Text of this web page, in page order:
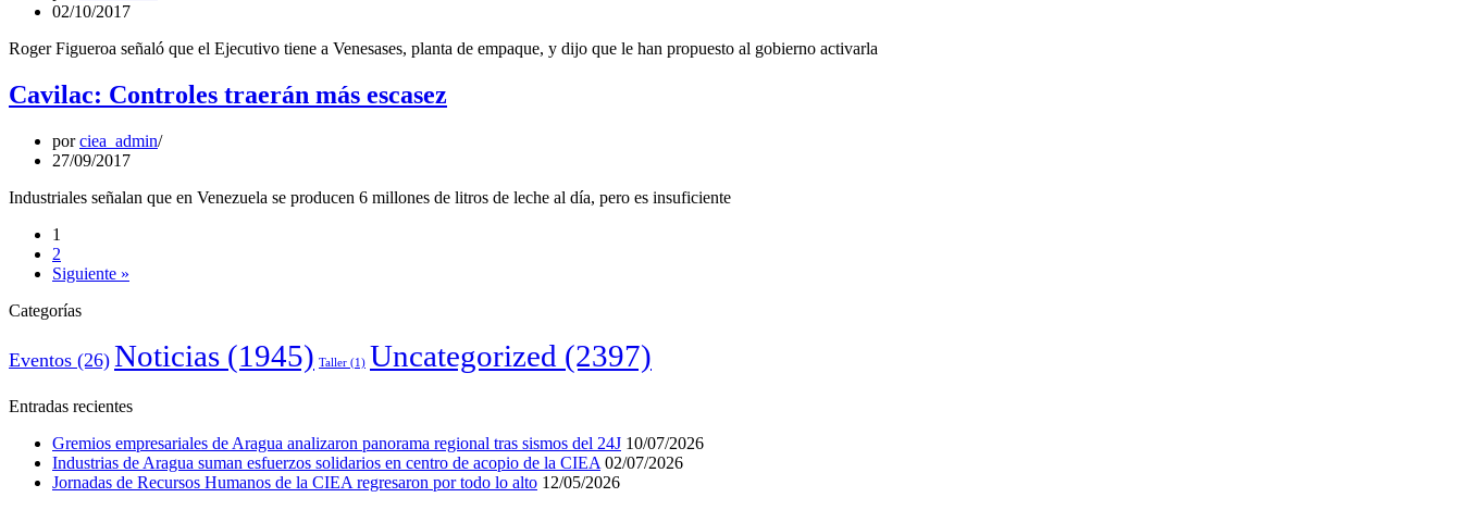
02/10/2017
Roger Figueroa señaló que el Ejecutivo tiene a Venesases, planta de empaque, y dijo que le han propuesto al gobierno activarla
Cavilac: Controles traerán más escasez
porciea_admin
27/09/2017
Industriales señalan que en Venezuela se producen 6 millones de litros de leche al día, pero es insuficiente
1
2
Siguiente »
Categorías
Eventos (26) Noticias (1945) Taller (1) Uncategorized (2397)
Entradas recientes
Gremios empresariales de Aragua analizaron panorama regional tras sismos del 24J 10/07/2026
Industrias de Aragua suman esfuerzos solidarios en centro de acopio de la CIEA 02/07/2026
Jornadas de Recursos Humanos de la CIEA regresaron por todo lo alto 12/05/2026